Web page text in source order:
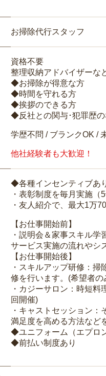
お掃除代行スタッフ
資格不要
整理収納アドバイザーな
◆お掃除が得意な方
◆時間を守れる方
◆挨拶のできる方
◆反社との関与･犯罪歴
学歴不問 / ブランクOK /
他社経験者も大歓迎！
◆各種インセンティブあ
・表彰制度を毎月実施（
・友人紹介で、最大1万
【お仕事開始前】
・説明会＆家事スキル学
サービス実施の流れやシ
【お仕事開始後】
・スキルアップ研修：
修を行います。(希望者の
・カジーサロン：時短
回開催)
・キャストセッション
満足度を高める方法など
◆ユニフォーム（エプロ
◆前払い制度あり